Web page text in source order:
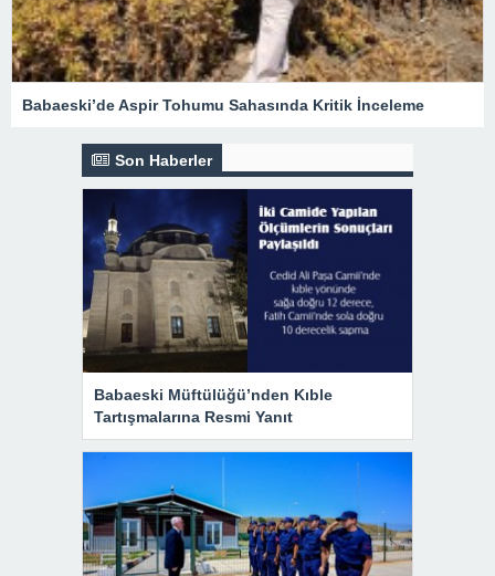
Babaeski’de Aspir Tohumu Sahasında Kritik İnceleme
Son Haberler
Babaeski Müftülüğü’nden Kıble
Tartışmalarına Resmi Yanıt